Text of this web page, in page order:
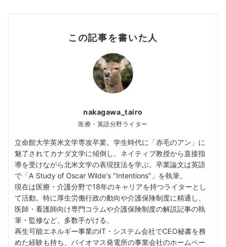
この記事を書いた人
nakagawa_tairo
医療・英語分野ライター
立命館大学英米文学専攻卒業。学生時代に「赤毛のアン」に
魅了されてカナダ文学に傾倒し、ネイティブ教授から直接指
導を受けながら北米文学の表現技法を学ぶ。卒業論文は英語
で「A Study of Oscar Wilde's "Intentions"」を執筆。
現在は医療・介護分野で18年のキャリアを持つライターとし
て活動。特に厚生労働行政の動向や介護保険制度に精通し、
医師・看護師向け専門コラムや介護保険制度の解説記事の執
筆・監修など、多数手がける。
再生可能エネルギー事業のIT・システム会社でCEO秘書を務
めた経験も持ち、バイオマス発電所の事業会社のホームペー